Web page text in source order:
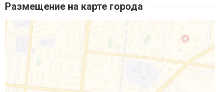
Размещение на карте города